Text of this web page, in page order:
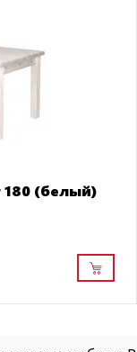
180 (белый)